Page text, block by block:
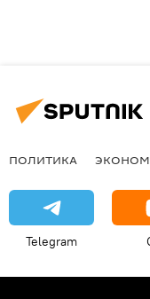
ПОЛИТИКА
Telegram